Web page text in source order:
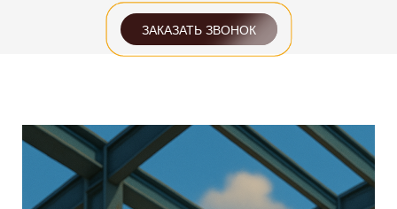
ЗАКАЗАТЬ ЗВОНОК